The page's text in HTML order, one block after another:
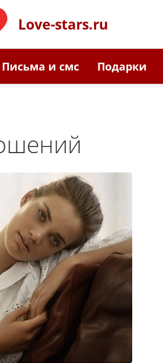
Love-stars.ru
Письма и смс Подарки